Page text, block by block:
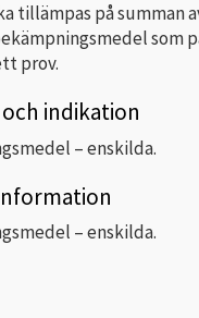
tillämpas på summan
som
prov.
indikation
– enskilda.
– enskilda.